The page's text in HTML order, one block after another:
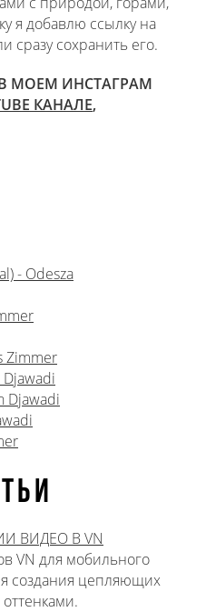
я добавлю ссылку на
сразу сохранить его.
МОЕМ ИНСТАГРАМ
КАНАЛЕ,
- Odesza
Zimmer
Djawadi
Djawadi
ВИДЕО В VN
VN для мобильного
создания цепляющих